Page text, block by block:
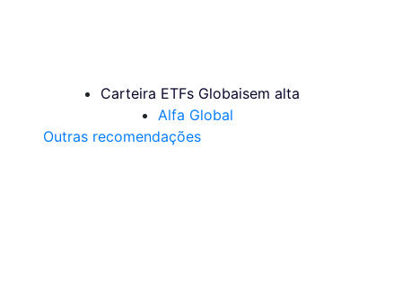
Carteira ETFs Globaisem alta
Alfa Global
Outras recomendações